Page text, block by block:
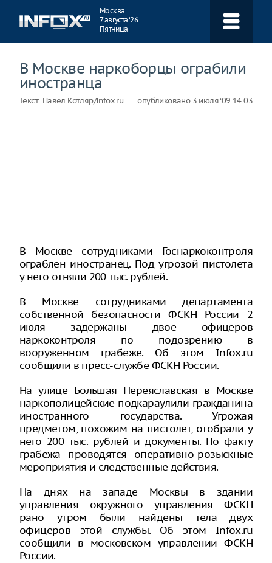
Москва
7 августа ‘26
Пятница
В Москве наркоборцы ограбили
иностранца
Текст: Павел Котляр/Infox.ru опубликовано 3 июля ‘09 14:03
В Москве сотрудниками Госнаркоконтроля
ограблен иностранец. Под угрозой пистолета
у него отняли 200 тыс. рублей.
В Москве сотрудниками департамента
собственной безопасности ФСКН России 2
июля задержаны двое офицеров
наркоконтроля по подозрению в
вооруженном грабеже. Об этом Infox.ru
сообщили в пресс-службе ФСКН России.
На улице Большая Переяславская в Москве
наркополицейские подкараулили гражданина
иностранного государства. Угрожая
предметом, похожим на пистолет, отобрали у
него 200 тыс. рублей и документы. По факту
грабежа проводятся оперативно-розыскные
мероприятия и следственные действия.
На днях на западе Москвы в здании
управления окружного управления ФСКН
рано утром были найдены тела двух
офицеров этой службы. Об этом Infox.ru
сообщили в московском управлении ФСКН
России.